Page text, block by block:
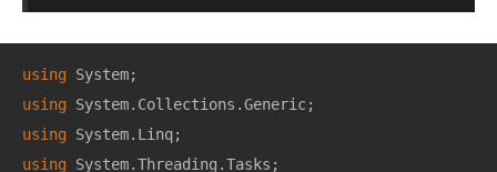
using
using
using
using